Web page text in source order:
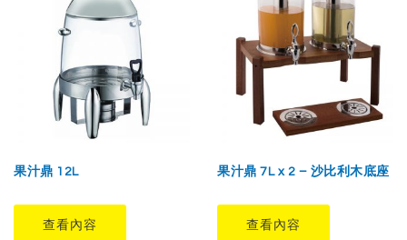
果汁鼎 12L
查看內容
果汁鼎 7L x 2 – 沙比利木底座
查看內容